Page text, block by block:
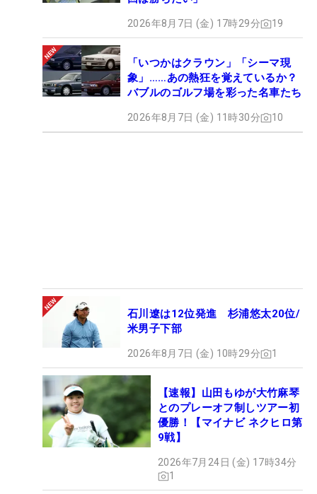
2026年8月7日 (金) 17時29分 19
「いつかはクラウン」「シーマ現
象」……あの熱狂を覚えているか？
バブルのゴルフ場を彩った名車たち
2026年8月7日 (金) 11時30分 10
石川遼は12位発進 杉浦悠太20位/
米男子下部
2026年8月7日 (金) 10時29分 1
【速報】山田もゆが大竹麻琴
とのプレーオフ制しツアー初
優勝！【マイナビ ネクヒロ第
9戦】
2026年7月24日 (金) 17時34分
1